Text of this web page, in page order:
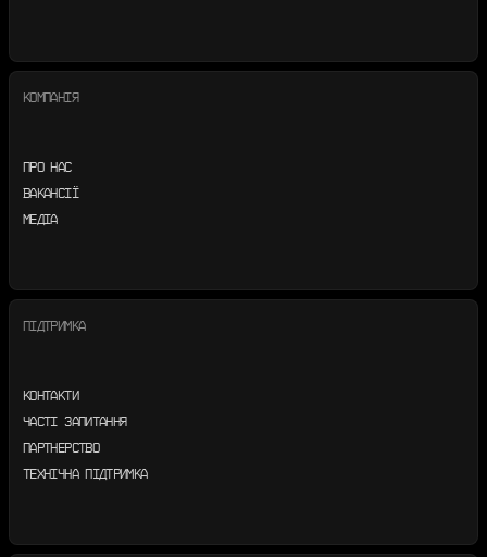
КОМПАНІЯ
ПРО НАС
ВАКАНСІЇ
МЕДІА
ПІДТРИМКА
КОНТАКТИ
ЧАСТІ ЗАПИТАННЯ
ПАРТНЕРСТВО
ТЕХНІЧНА ПІДТРИМКА